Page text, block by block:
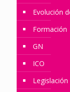
Evolución
Formación
GN
ICO
Legislación